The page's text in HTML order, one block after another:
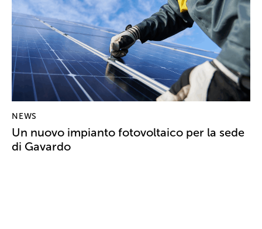
NEWS
Un nuovo impianto fotovoltaico per la sede
di Gavardo